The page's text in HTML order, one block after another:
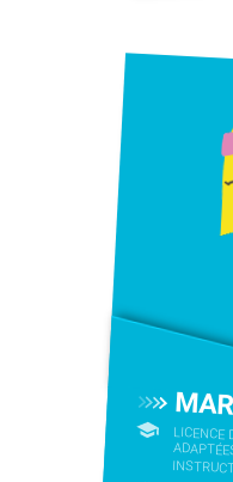
LICENCE